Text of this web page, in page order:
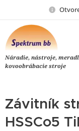
Náradie, nástroje,
kovoobrábacie stroje
Závitník
HSSCo5